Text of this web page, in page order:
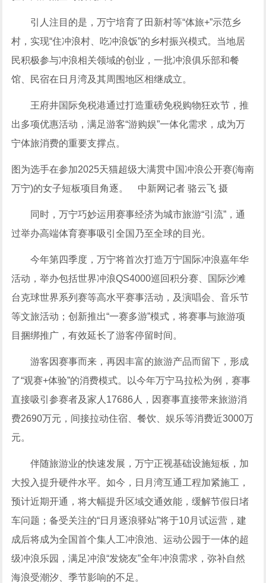
引人注目的是，万宁培育了田新村等“体旅+”示范乡
村，实现“住冲浪村、吃冲浪饭”的乡村振兴模式。当地居
民积极参与冲浪相关领域的创业，一批冲浪俱乐部和餐
馆、民宿在日月湾及其周围地区相继成立。
王府井国际免税港通过打造重磅免税购物狂欢节，推
出多项优惠活动，满足游客“游购娱”一体化需求，成为万
宁体旅消费的重要支撑点。
图为选手在参加2025天猫超级大满贯中国冲浪公开赛(海南
万宁)的女子短板项目角逐。 中新网记者 骆云飞 摄
同时，万宁巧妙运用赛事经济为城市旅游“引流”，通
过举办高端体育赛事吸引全国乃至全球的目光。
今年第四季度，万宁将首次打造万宁国际冲浪嘉年华
活动，举办包括世界冲浪QS4000巡回积分赛、国际沙滩
台克球世界系列赛等高水平赛事活动，及演唱会、音乐节
等文旅活动；创新推出“一赛多游”模式，将赛事与旅游项
目捆绑推广，有效延长了游客停留时间。
游客因赛事而来，再因丰富的旅游产品而留下，形成
了“观赛+体验”的消费模式。以今年万宁马拉松为例，赛事
直接吸引参赛者及家人17686人，因赛事直接带来旅游消
费2690万元，间接拉动住宿、餐饮、娱乐等消费近3000万
元。
伴随旅游业的快速发展，万宁正视基础设施短板，加
大投入提升硬件水平。如今，日月湾互通工程加紧施工，
预计近期开通，将大幅提升区域交通效能，缓解节假日堵
车问题；备受关注的“日月逐浪驿站”将于10月试运营，建
成后将成为全国首个集人工冲浪池、运动公园于一体的超
级冲浪乐园，满足冲浪“发烧友”全年冲浪需求，弥补自然
海浪受潮汐、季节影响的不足。